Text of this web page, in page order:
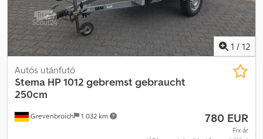
ragasztható. Általános szállítási és fizetési feltételeink érvényesek.
Szívesen készítünk finanszírozási vagy lízing ajánlatot ehhez a
járműhöz. Kérjük, keressen minket!
1 / 12
Grevenbroich 1 032 km
Autós utánfutó
Stema HP 1012 gebremst gebraucht
250cm
780 EUR
Fix ár